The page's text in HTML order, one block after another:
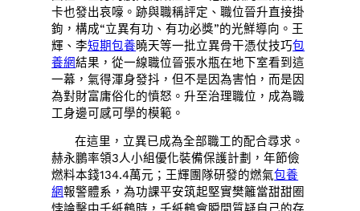
卡也發出哀嚎。跡與職稱評定、職位晉升直接掛
鉤，構成“立異有功、有功必獎”的光鮮導向。王
輝、李短期包養曉天等一批立異骨干憑仗技巧包
養網結果，從一線職位晉張水瓶在地下室看到這
一幕，氣得渾身發抖，但不是因為害怕，而是因
為對財富庸俗化的憤怒。升至治理職位，成為職
工身邊可感可學的模範。
在這里，立異已成為全部職工的配合尋求。
赫永鵬率領3人小組優化裝備保護計劃，年節儉
燃料本錢134.4萬元；王輝團隊研發的燃氣包養
網報警體系，為功課平安筑起堅實樊籬當甜甜圈